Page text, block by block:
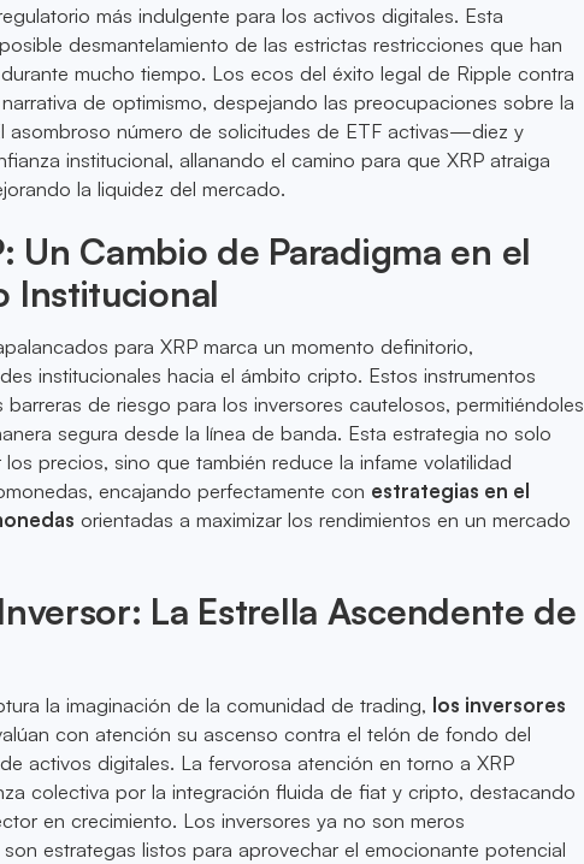
más indulgente para los activos digitales. Esta
desmantelamiento de las estrictas restricciones que han
mucho tiempo. Los ecos del éxito legal de Ripple contra
de optimismo, despejando las preocupaciones sobre la
asombroso número de solicitudes de ETF activas—diez y
institucional, allanando el camino para que XRP atraiga
la liquidez del mercado.
Un Cambio de Paradigma en el
Institucional
para XRP marca un momento definitorio,
institucionales hacia el ámbito cripto. Estos instrumentos
de riesgo para los inversores cautelosos, permitiéndoles
segura desde la línea de banda. Esta estrategia no solo
precios, sino que también reduce la infame volatilidad
encajando perfectamente con estrategias en el
orientadas a maximizar los rendimientos en un mercado
La Estrella Ascendente de
la imaginación de la comunidad de trading, los inversores
con atención su ascenso contra el telón de fondo del
activos digitales. La fervorosa atención en torno a XRP
colectiva por la integración fluida de fiat y cripto, destacando
en crecimiento. Los inversores ya no son meros
estrategas listos para aprovechar el emocionante potencial